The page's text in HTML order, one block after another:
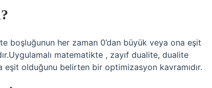
boşluğunun her zaman 0’dan büyük veya ona eşit
matematikte , zayıf dualite, dualite
eşit olduğunu belirten bir optimizasyon kavramıdır.